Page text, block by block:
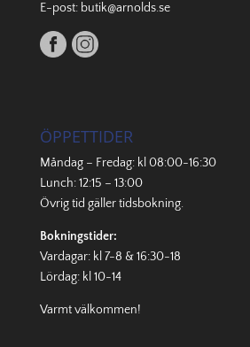
E-post: butik@arnolds.se
ÖPPETTIDER
Måndag – Fredag: kl 08:00-16:30
Lunch: 12:15 – 13:00
Övrig tid gällertidsbokning.
Bokningstider:
Vardagar: kl 7-8 & 16:30-18
Lördag: kl 10-14
Varmt välkommen!